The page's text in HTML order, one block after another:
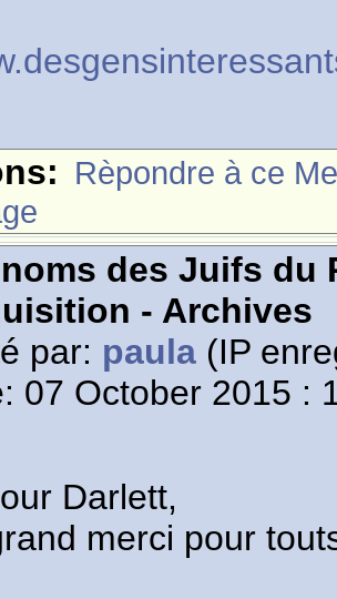
Rèpondre à ce
des Juifs du
- Archives
par: paula (IP
07 October 2015 :
Darlett,
merci pour